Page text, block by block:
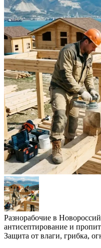
Разнорабочие в
антисептирование и
Защита от влаги, грибка,